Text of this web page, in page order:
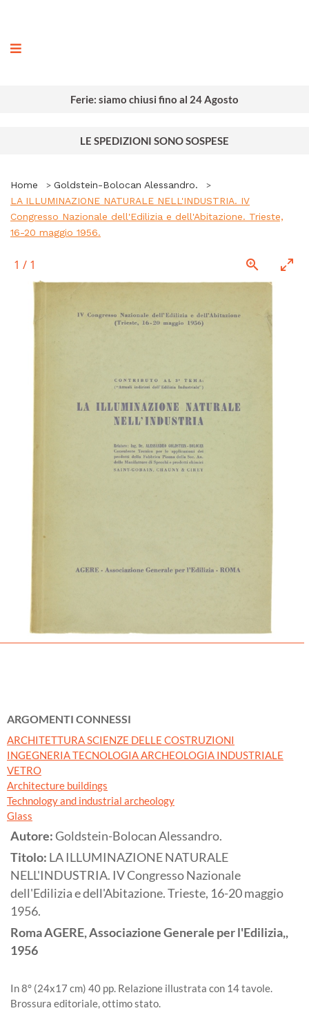
Ferie: siamo chiusi fino al 24 Agosto
LE SPEDIZIONI SONO SOSPESE
Home
Goldstein-Bolocan Alessandro.
LA ILLUMINAZIONE NATURALE NELL'INDUSTRIA. IV
Congresso Nazionale dell'Edilizia e dell'Abitazione. Trieste,
16-20 maggio 1956.
1 / 1
ARGOMENTI CONNESSI
ARCHITETTURA SCIENZE DELLE COSTRUZIONI
INGEGNERIA TECNOLOGIA ARCHEOLOGIA INDUSTRIALE
VETRO
Architecture buildings
Technology and industrial archeology
Glass
Autore:Goldstein-Bolocan Alessandro.
Titolo: LA ILLUMINAZIONE NATURALE
NELL'INDUSTRIA. IV Congresso Nazionale
dell'Edilizia e dell'Abitazione. Trieste, 16-20 maggio
1956.
RomaAGERE, Associazione Generale per l'Edilizia,,
1956
In 8° (24x17 cm) 40 pp. Relazione illustrata con 14 tavole.
Brossura editoriale, ottimo stato.